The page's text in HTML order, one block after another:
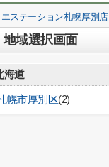
エステーション札幌厚別店
地域選択画面
海道
幌市厚別区(2)